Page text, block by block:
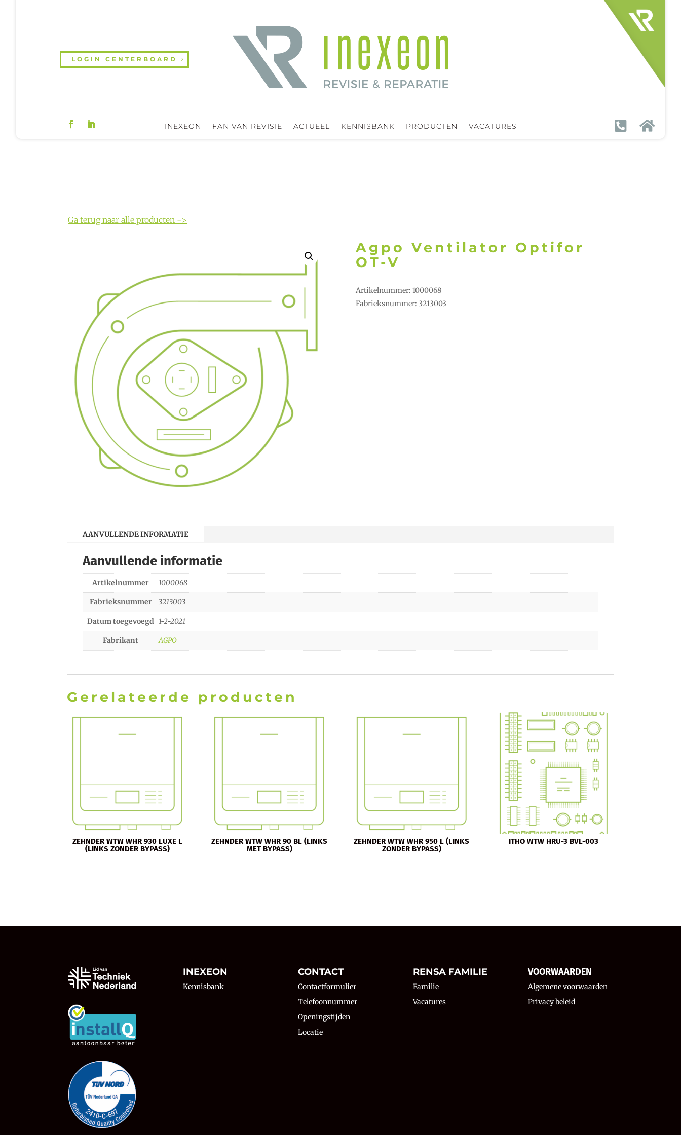
LOGIN CENTERBOARD
INEXEON FAN VAN REVISIE ACTUEEL KENNISBANK PRODUCTEN VACATURES  
Ga terug naar alle producten ->
Agpo Ventilator Optifor
OT-V
Artikelnummer: 1000068
Fabrieksnummer: 3213003
AANVULLENDE INFORMATIE
Aanvullende informatie
Artikelnummer 1000068
Fabrieksnummer 3213003
Datum toegevoegd 1-2-2021
Fabrikant AGPO
Gerelateerde producten
ZEHNDER WTW WHR 930 LUXE L
(LINKS ZONDER BYPASS)
ZEHNDER WTW WHR 90 BL (LINKS
MET BYPASS)
ZEHNDER WTW WHR 950 L (LINKS
ZONDER BYPASS)
ITHO WTW HRU-3 BVL-003
INEXEON
Kennisbank
CONTACT
Contactformulier
Telefoonnummer
Openingstijden
Locatie
RENSA FAMILIE
Familie
Vacatures
VOORWAARDEN
Algemene voorwaarden
Privacy beleid